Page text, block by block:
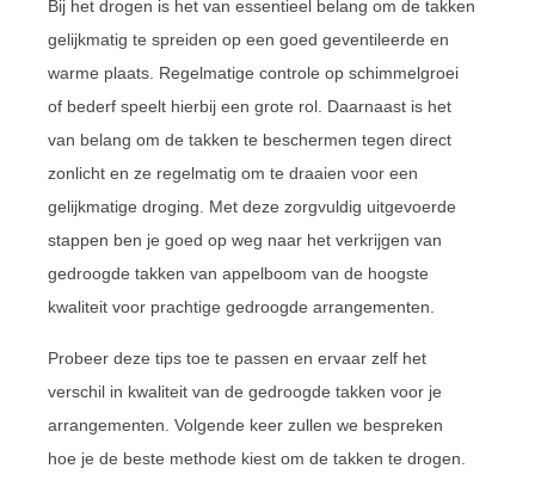
Bij het drogen is het van essentieel belang om de takken
gelijkmatig te spreiden op een goed geventileerde en
warme plaats. Regelmatige controle op schimmelgroei
of bederf speelt hierbij een grote rol. Daarnaast is het
van belang om de takken te beschermen tegen direct
zonlicht en ze regelmatig om te draaien voor een
gelijkmatige droging. Met deze zorgvuldig uitgevoerde
stappen ben je goed op weg naar het verkrijgen van
gedroogde takken van appelboom van de hoogste
kwaliteit voor prachtige gedroogde arrangementen.
Probeer deze tips toe te passen en ervaar zelf het
verschil in kwaliteit van de gedroogde takken voor je
arrangementen. Volgende keer zullen we bespreken
hoe je de beste methode kiest om de takken te drogen.